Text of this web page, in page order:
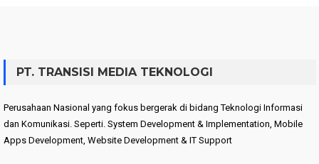
PT. TRANSISI MEDIA TEKNOLOGI
Perusahaan Nasional yang fokus bergerak di bidang Teknologi Informasi
dan Komunikasi. Seperti. System Development & Implementation, Mobile
Apps Development, Website Development & IT Support